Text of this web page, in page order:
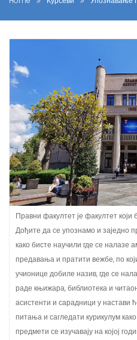
Правни факултет је факултет који
Дођите да се упознамо и заједно
како бисте научили где се налазе
предавања и пратити вежбе, по
учионице добиле назив, где се
раде књижара, библиотека и
асистенти и сарадници у настави
питања и сагледати курикулум
предмети се изучавају на којој